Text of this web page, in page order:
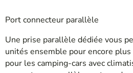
Port connecteur parallèle
Une prise parallèle dédiée vous
unités ensemble pour encore
pour les camping-cars avec